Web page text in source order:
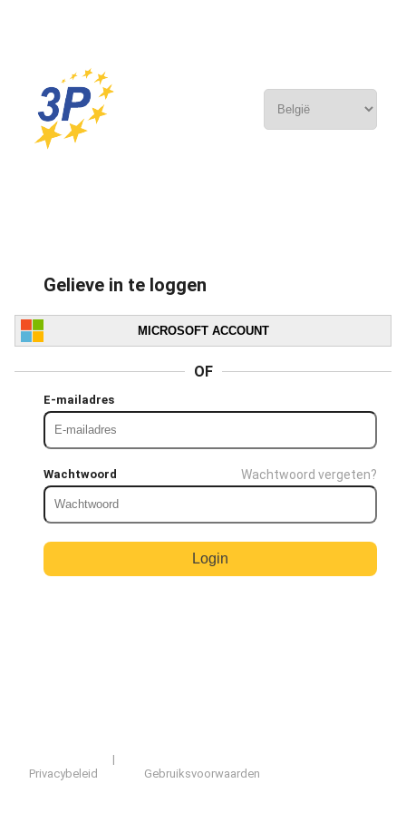
Gelieve in te loggen
MICROSOFT ACCOUNT
OF
E-mailadres
Wachtwoord Wachtwoord vergeten?
Login
Privacybeleid
|
Gebruiksvoorwaarden